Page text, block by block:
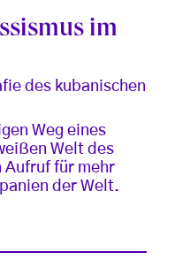
im
des kubanischen
Weg eines
Welt des
Aufruf für mehr
der Welt.